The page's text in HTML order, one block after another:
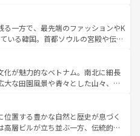
充実しており、サーフィンやダイ
ど、アウトドア好きにはたまらな
多彩な魅力を存分に味わいつくそ
である台湾東部など、都市の喧騒
しており、訪れる人に新しい発見と
る。また、奥深い台湾の食文化も魅
ーツなど、バラエティ豊かな料理
なお、新着の台湾情報は コンテンツ一覧を参
る一方で、最先端のファッションやK
いる韓国。首都ソウルの宮殿や伝統
四季折々の自然美を楽しむことが
チや焼肉、絶品のストリートフード
料理が待っている。夜には、韓国な
韓国の多彩な魅力を心ゆくまで味
わってみてほしい。 なお、新着の韓国情報はコンテンツ一
化が魅力的なベトナム。南北に細長
大な田園風景や青々とした山々、世
息づく。ハノイの古い町並みやホ
統治時代の建物も、独特の雰囲気を
、バラエティの豊かさとおいしさで
位置する豊かな自然と歴史が息づく
高層ビルが立ち並ぶ一方、伝統的な